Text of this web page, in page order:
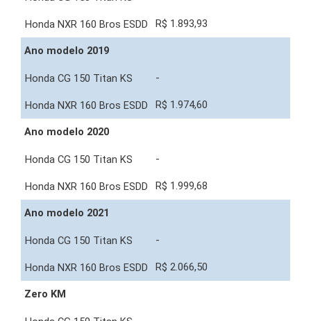
R$ 1.893,93
Ano modelo 2019
-
R$ 1.974,60
Ano modelo 2020
-
R$ 1.999,68
Ano modelo 2021
-
R$ 2.066,50
Zero KM